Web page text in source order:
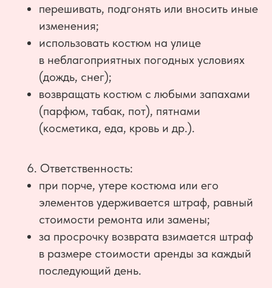
перешивать, подгонять или вносить иные
изменения;
использовать костюм на улице
в неблагоприятных погодных условиях
(дождь, снег);
возвращать костюм с любыми запахами
(парфюм, табак, пот), пятнами
(косметика, еда, кровь и др.).
6. Ответственность:
при порче, утере костюма или его
элементов удерживается штраф, равный
стоимости ремонта или замены;
за просрочку возврата взимается штраф
в размере стоимости аренды за каждый
последующий день.